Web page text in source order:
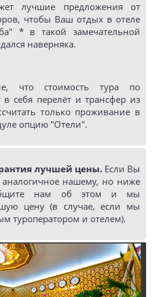
лучшие предложения от
чтобы Ваш отдых в отеле
* в такой замечательной
наверняка.
что стоимость тура по
себя перелёт и трансфер из
только проживание в
опцию "Отели".
лучшей цены. Если Вы
нашему, но ниже
нам об этом и мы
цену (в случае, если мы
туроператором и отелем).